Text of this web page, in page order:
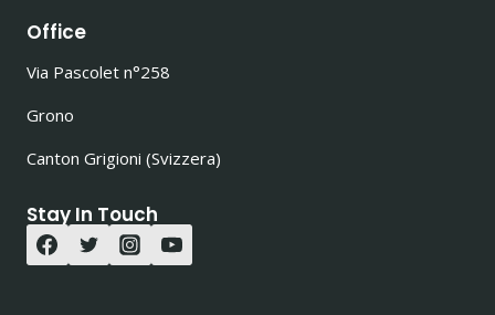
Office
Via Pascolet n°258
Grono
Canton Grigioni (Svizzera)
Stay In Touch